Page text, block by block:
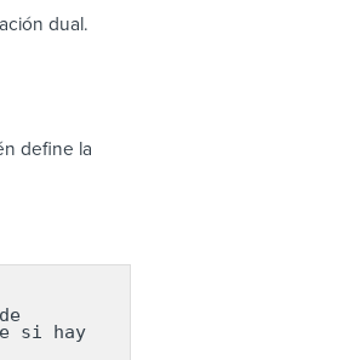
dual.
define la
si hay